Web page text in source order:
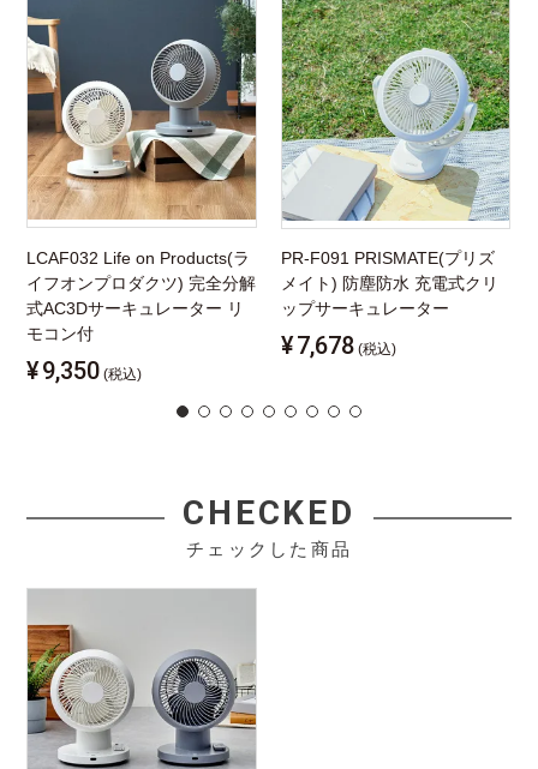
LCAF032 Life on Products(ラ
イフオンプロダクツ) 完全分解
式AC3Dサーキュレーター リ
モコン付
¥9,350 (税込)
PR-F091 PRISMATE(プリズ
メイト) 防塵防水 充電式クリ
ップサーキュレーター
¥7,678 (税込)
CHECKED
チェックした商品